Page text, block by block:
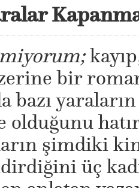
bir
bazı
olduğunu
şimdiki
üç